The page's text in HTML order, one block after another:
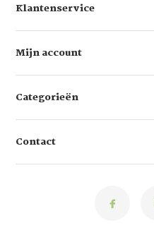
Klantenservice
Mijn account
Categorieën
Contact